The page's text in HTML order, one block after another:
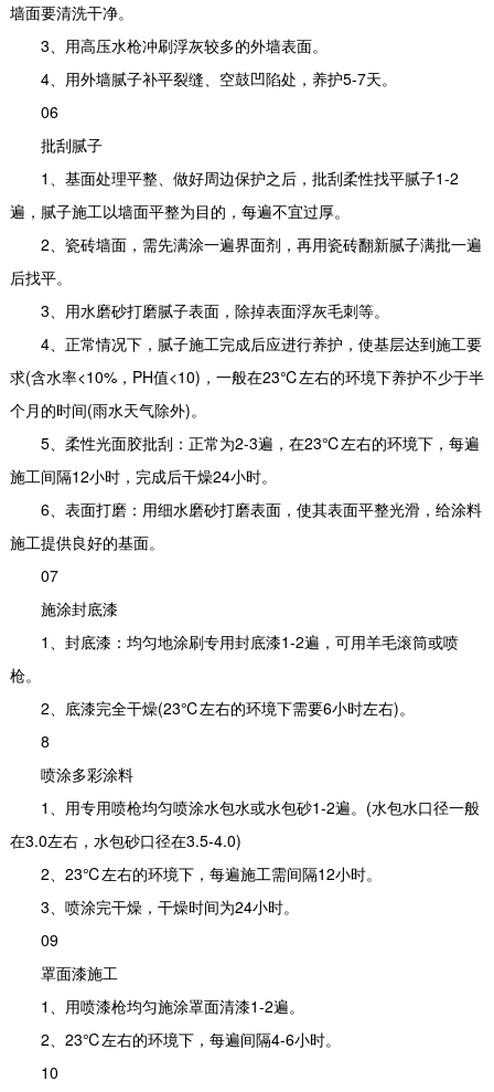
墙面要清洗干净。
3、用高压水枪冲刷浮灰较多的外墙表面。
4、用外墙腻子补平裂缝、空鼓凹陷处，养护5-7天。
06
批刮腻子
1、基面处理平整、做好周边保护之后，批刮柔性找平腻子1-2
遍，腻子施工以墙面平整为目的，每遍不宜过厚。
2、瓷砖墙面，需先满涂一遍界面剂，再用瓷砖翻新腻子满批一遍
后找平。
3、用水磨砂打磨腻子表面，除掉表面浮灰毛刺等。
4、正常情况下，腻子施工完成后应进行养护，使基层达到施工要
求(含水率<10%，PH值<10)，一般在23℃左右的环境下养护不少于半
个月的时间(雨水天气除外)。
5、柔性光面胶批刮：正常为2-3遍，在23℃左右的环境下，每遍
施工间隔12小时，完成后干燥24小时。
6、表面打磨：用细水磨砂打磨表面，使其表面平整光滑，给涂料
施工提供良好的基面。
07
施涂封底漆
1、封底漆：均匀地涂刷专用封底漆1-2遍，可用羊毛滚筒或喷
枪。
2、底漆完全干燥(23℃左右的环境下需要6小时左右)。
8
喷涂多彩涂料
1、用专用喷枪均匀喷涂水包水或水包砂1-2遍。(水包水口径一般
在3.0左右，水包砂口径在3.5-4.0)
2、23℃左右的环境下，每遍施工需间隔12小时。
3、喷涂完干燥，干燥时间为24小时。
09
罩面漆施工
1、用喷漆枪均匀施涂罩面清漆1-2遍。
2、23℃左右的环境下，每遍间隔4-6小时。
10